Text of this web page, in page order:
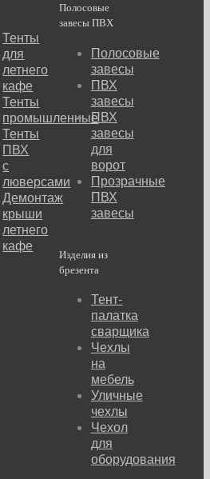
Тенты
для
летнего
кафе
Тенты
промышленные
Тенты
ПВХ
с
люверсами
Демонтаж
крыши
летнего
кафе
Полосовые
завесы ПВХ
Полосовые
завесы
ПВХ
завесы
ПВХ
завесы
для
ворот
Прозрачные
ПВХ
завесы
Изделия из
брезента
Тент-
палатка
сварщика
Чехлы
на
мебель
Уличные
чехлы
Чехол
для
оборудования